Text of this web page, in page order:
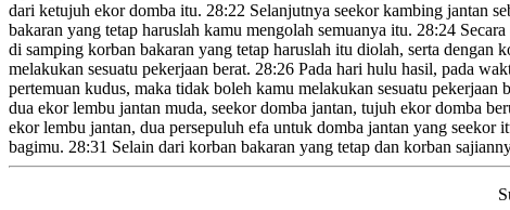
dari ketujuh ekor domba itu. 28:22 Selanjutnya seekor kambing jantan
bakaran yang tetap haruslah kamu mengolah semuanya itu. 28:24
di samping korban bakaran yang tetap haruslah itu diolah, serta dengan
melakukan sesuatu pekerjaan berat. 28:26 Pada hari hulu hasil, pada
pertemuan kudus, maka tidak boleh kamu melakukan sesuatu pekerjaan
dua ekor lembu jantan muda, seekor domba jantan, tujuh ekor domba
ekor lembu jantan, dua persepuluh efa untuk domba jantan yang seekor
bagimu. 28:31 Selain dari korban bakaran yang tetap dan korban